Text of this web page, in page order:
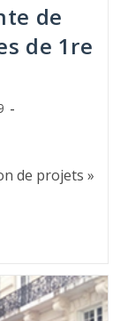
de
de 1re
de projets »